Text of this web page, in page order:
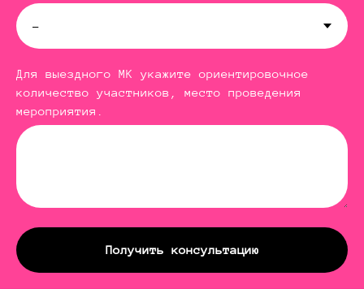
Для выездного МК укажите ориентировочное
количество участников, место проведения
мероприятия.
Получить консультацию